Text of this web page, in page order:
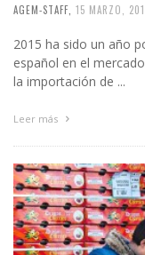
AGEM-STAFF 15 MARZO,
2015 ha sido un año
español en el
la importación de ...
Leer más